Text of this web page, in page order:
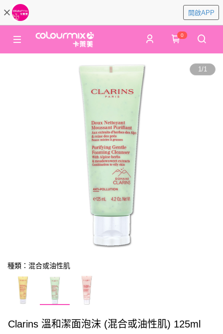
開啟APP
0
1/1
種類：混合或油性肌
Clarins 溫和潔面泡沫 (混合或油性肌) 125ml